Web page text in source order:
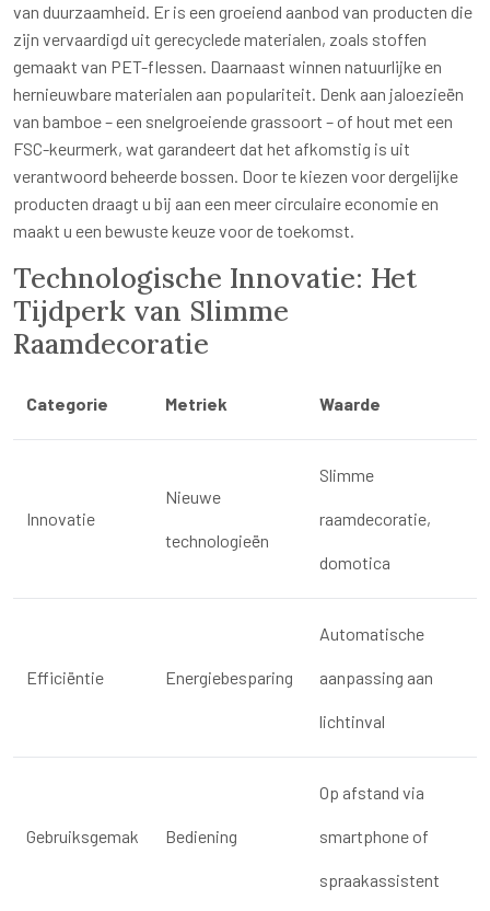
van duurzaamheid. Er is een groeiend aanbod van producten die
zijn vervaardigd uit gerecyclede materialen, zoals stoffen
gemaakt van PET-flessen. Daarnaast winnen natuurlijke en
hernieuwbare materialen aan populariteit. Denk aan jaloezieën
van bamboe – een snelgroeiende grassoort – of hout met een
FSC-keurmerk, wat garandeert dat het afkomstig is uit
verantwoord beheerde bossen. Door te kiezen voor dergelijke
producten draagt u bij aan een meer circulaire economie en
maakt u een bewuste keuze voor de toekomst.
Technologische Innovatie: Het
Tijdperk van Slimme
Raamdecoratie
Categorie Metriek Waarde
Innovatie
Nieuwe
technologieën
Slimme
raamdecoratie,
domotica
Efficiëntie Energiebesparing
Automatische
aanpassing aan
lichtinval
Gebruiksgemak Bediening
Op afstand via
smartphone of
spraakassistent